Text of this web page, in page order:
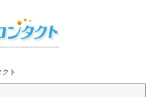
クト